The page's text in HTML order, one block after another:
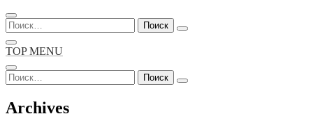
Найти:
TOP MENU
Найти:
Archives